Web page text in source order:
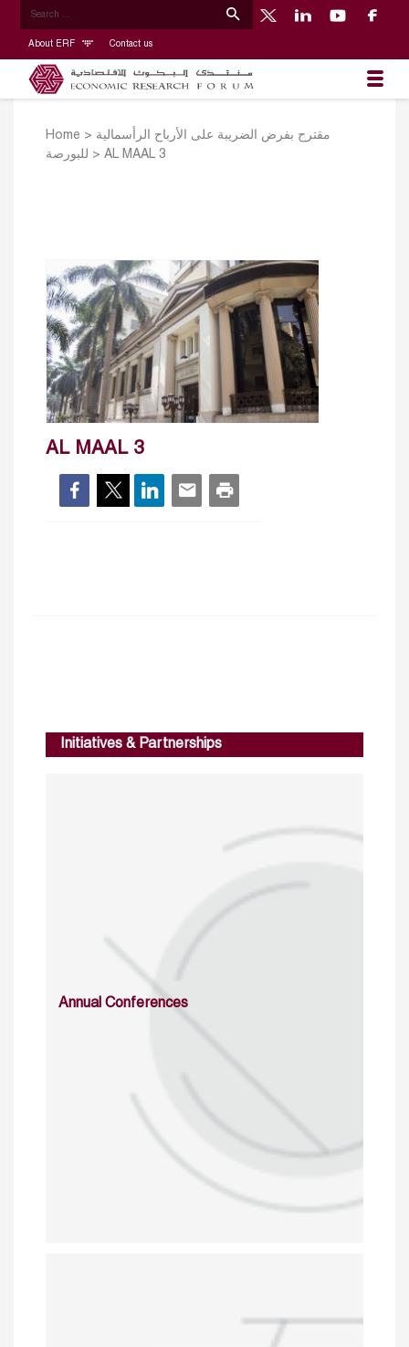
About ERF Contact us
Home > مقترح بفرض الضريبة على الأرباح الرأسمالية
للبورصة > AL MAAL 3
AL MAAL 3
Initiatives & Partnerships
Annual Conferences